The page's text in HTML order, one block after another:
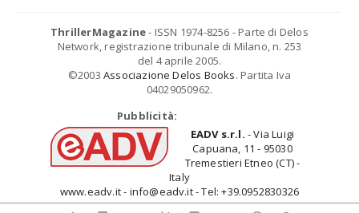
ThrillerMagazine- ISSN 1974-8256 - Parte di Delos
Network, registrazione tribunale di Milano, n. 253
del 4 aprile 2005.
©2003 Associazione Delos Books. Partita Iva
04029050962.
Pubblicità:
EADV s.r.l. - Via Luigi
Capuana, 11 - 95030
Tremestieri Etneo (CT) -
Italy
www.eadv.it - info@eadv.it - Tel: +39.0952830326